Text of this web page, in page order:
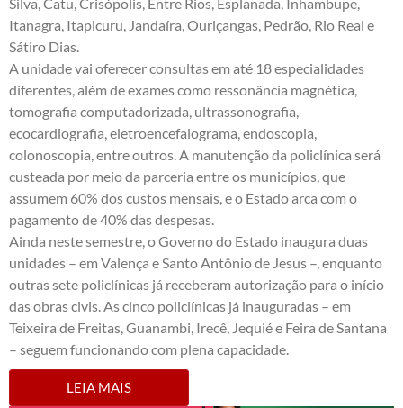
Silva, Catu, Crisópolis, Entre Rios, Esplanada, Inhambupe,
Itanagra, Itapicuru, Jandaíra, Ouriçangas, Pedrão, Rio Real e
Sátiro Dias.
A unidade vai oferecer consultas em até 18 especialidades
diferentes, além de exames como ressonância magnética,
tomografia computadorizada, ultrassonografia,
ecocardiografia, eletroencefalograma, endoscopia,
colonoscopia, entre outros. A manutenção da policlínica será
custeada por meio da parceria entre os municípios, que
assumem 60% dos custos mensais, e o Estado arca com o
pagamento de 40% das despesas.
Ainda neste semestre, o Governo do Estado inaugura duas
unidades – em Valença e Santo Antônio de Jesus –, enquanto
outras sete policlínicas já receberam autorização para o início
das obras civis. As cinco policlínicas já inauguradas – em
Teixeira de Freitas, Guanambi, Irecê, Jequié e Feira de Santana
– seguem funcionando com plena capacidade.
LEIA MAIS